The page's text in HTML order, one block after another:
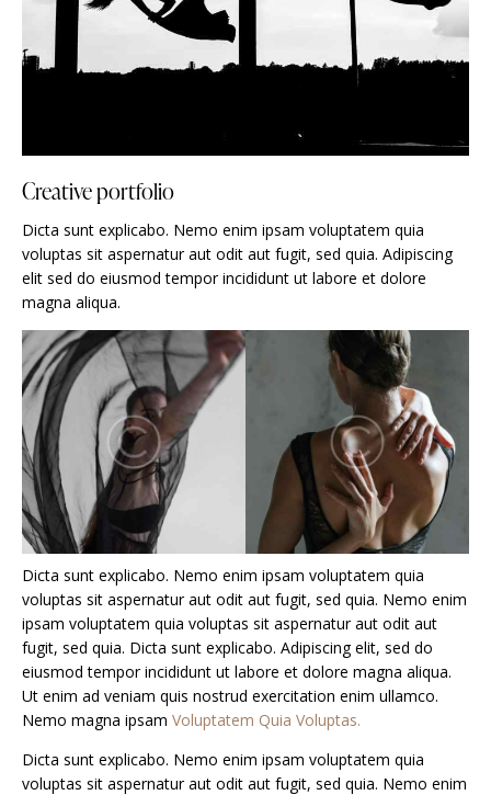
Creative portfolio
Dicta sunt explicabo. Nemo enim ipsam voluptatem quia
voluptas sit aspernatur aut odit aut fugit, sed quia. Adipiscing
elit sed do eiusmod tempor incididunt ut labore et dolore
magna aliqua.
Dicta sunt explicabo. Nemo enim ipsam voluptatem quia
voluptas sit aspernatur aut odit aut fugit, sed quia. Nemo enim
ipsam voluptatem quia voluptas sit aspernatur aut odit aut
fugit, sed quia. Dicta sunt explicabo. Adipiscing elit, sed do
eiusmod tempor incididunt ut labore et dolore magna aliqua.
Ut enim ad veniam quis nostrud exercitation enim ullamco.
Nemo magna ipsam Voluptatem Quia Voluptas.
Dicta sunt explicabo. Nemo enim ipsam voluptatem quia
voluptas sit aspernatur aut odit aut fugit, sed quia. Nemo enim